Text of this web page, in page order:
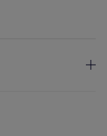
剤であるエタノー